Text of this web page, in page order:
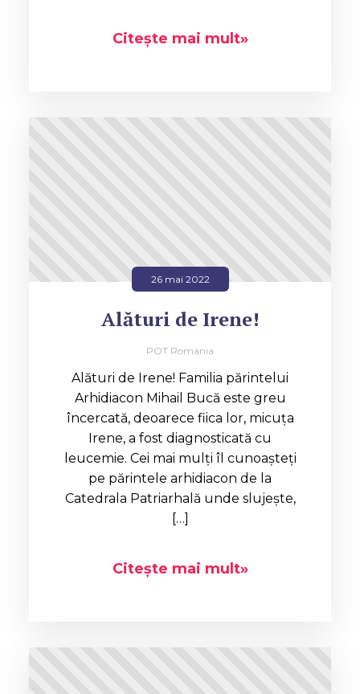
Citește mai mult»
26 mai 2022
Alături de Irene!
POT Romania
Alături de Irene! Familia părintelui
Arhidiacon Mihail Bucă este greu
încercată, deoarece fiica lor, micuța
Irene, a fost diagnosticată cu
leucemie. Cei mai mulți îl cunoașteți
pe părintele arhidiacon de la
Catedrala Patriarhală unde slujește,
[…]
Citește mai mult»